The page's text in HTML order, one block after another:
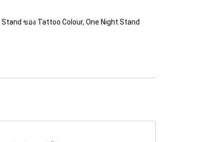
ของ Tattoo Colour, One Night Stand